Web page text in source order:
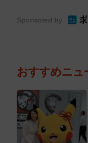
Sponsored by
おすすめニュ